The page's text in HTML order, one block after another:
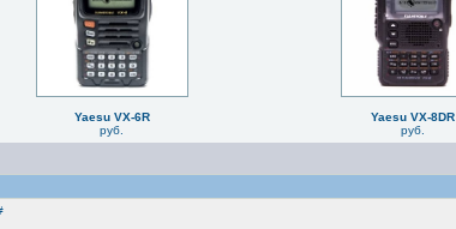
Yaesu VX-6R
руб.
Yaesu VX-8DR
руб.